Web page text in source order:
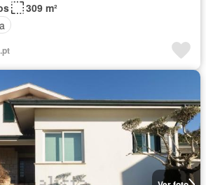
309 m²